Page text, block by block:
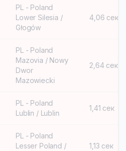
PL - Poland
Lower Silesia /
Głogów
4,06 сек
PL - Poland
Mazovia / Nowy
Dwor
Mazowiecki
2,64 сек
PL - Poland
Lublin / Lublin
1,41 сек
PL - Poland
Lesser Poland /
1,13 сек